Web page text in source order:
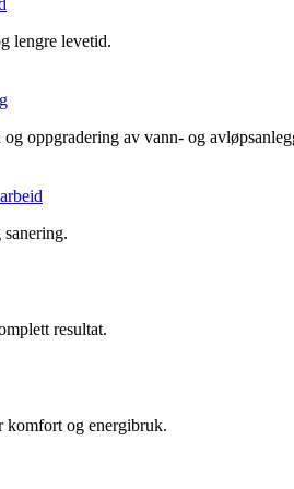
lengre levetid.
oppgradering av vann- og
resultat.
og energibruk.